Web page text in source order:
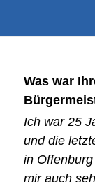
Was war
Ich war 25
und die
in
mir auch